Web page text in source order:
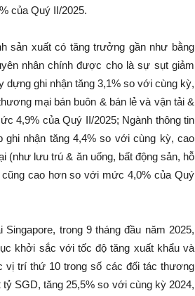
của Quý II/2025.
sản xuất có tăng trưởng gần như bằng
nhân chính được cho là sự sụt giảm
ghi nhận tăng 3,1% so với cùng kỳ,
mại bán buôn & bán lẻ và vận tải &
4,9% của Quý II/2025; Ngành thông tin
ghi nhận tăng 4,4% so với cùng kỳ, cao
(như lưu trú & ăn uống, bất động sản, hỗ
cao hơn so với mức 4,0% của Quý
trong 9 tháng đầu năm 2025,
khởi sắc với tốc độ tăng xuất khẩu và
vị trí thứ 10 trong số các đối tác thương
SGD, tăng 25,5% so với cùng kỳ 2024,